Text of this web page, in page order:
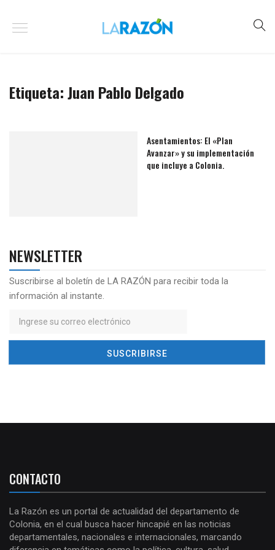
Etiqueta:Juan Pablo Delgado
Asentamientos: El «Plan
Avanzar» y su implementación
que incluye a Colonia.
NEWSLETTER
Suscribirse al boletín de LA RAZÓN para recibir toda la
información al instante.
CONTACTO
La Razón es un portal de actualidad del departamento de
Colonia, en el cual busca hacer hincapié en las noticias
departamentales, nacionales e internacionales, marcando